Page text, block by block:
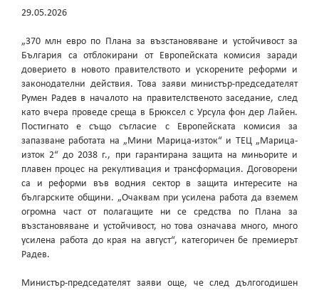
29.05.2026
„370 млн евро по Плана за възстановяване и устойчивост за
България са отблокирани от Европейската комисия заради
доверието в новото правителството и ускорените реформи и
законодателни действия. Това заяви министър-председателят
Румен Радев в началото на правителственото заседание, след
като вчера проведе среща в Брюксел с Урсула фон дер Лайен.
Постигнато е също съгласие с Европейската комисия за
запазване работата на „Мини Марица-изток“ и ТЕЦ „Марица-
изток 2“ до 2038 г., при гарантирана защита на миньорите и
плавен процес на рекултивация и трансформация. Договорени
са и реформи във водния сектор в защита интересите на
българските общини. „Очаквам при усилена работа да вземем
огромна част от полагащите ни се средства по Плана за
възстановяване и устойчивост, но това означава много, много
усилена работа до края на август“, категоричен бе премиерът
Радев.
Министър-председателят заяви още, че след дългогодишен